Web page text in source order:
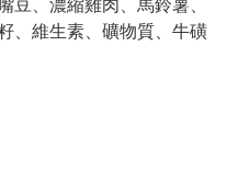
、維生素、礦物質、牛磺